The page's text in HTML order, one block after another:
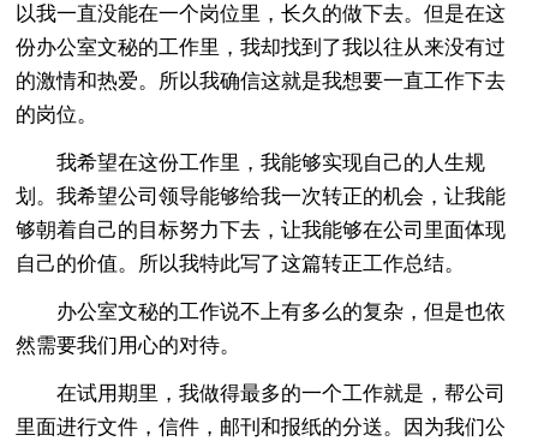
以我一直没能在一个岗位里，长久的做下去。但是在这
份办公室文秘的工作里，我却找到了我以往从来没有过
的激情和热爱。所以我确信这就是我想要一直工作下去
的岗位。
我希望在这份工作里，我能够实现自己的人生规
划。我希望公司领导能够给我一次转正的机会，让我能
够朝着自己的目标努力下去，让我能够在公司里面体现
自己的价值。所以我特此写了这篇转正工作总结。
办公室文秘的工作说不上有多么的复杂，但是也依
然需要我们用心的对待。
在试用期里，我做得最多的一个工作就是，帮公司
里面进行文件，信件，邮刊和报纸的分送。因为我们公